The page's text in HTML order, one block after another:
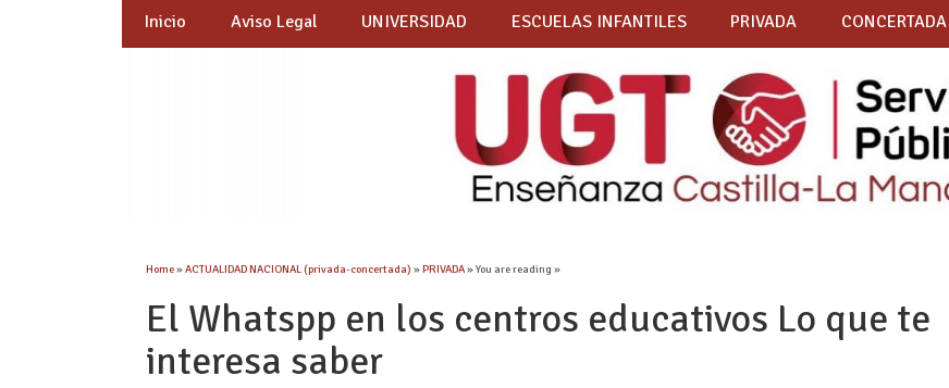
Inicio Aviso Legal UNIVERSIDAD ESCUELAS INFANTILES PRIVADA CONCERTADA
Home»ACTUALIDAD NACIONAL (privada-concertada) »PRIVADA» You are reading »
El Whatspp en los centros educativos Lo que te
interesa saber